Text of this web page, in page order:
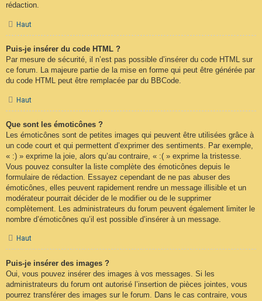
rédaction.
Haut
Puis-je insérer du code HTML ?
Par mesure de sécurité, il n’est pas possible d’insérer du code HTML sur
ce forum. La majeure partie de la mise en forme qui peut être générée par
du code HTML peut être remplacée par du BBCode.
Haut
Que sont les émoticônes ?
Les émoticônes sont de petites images qui peuvent être utilisées grâce à
un code court et qui permettent d’exprimer des sentiments. Par exemple,
« :) » exprime la joie, alors qu’au contraire, « :( » exprime la tristesse.
Vous pouvez consulter la liste complète des émoticônes depuis le
formulaire de rédaction. Essayez cependant de ne pas abuser des
émoticônes, elles peuvent rapidement rendre un message illisible et un
modérateur pourrait décider de le modifier ou de le supprimer
complètement. Les administrateurs du forum peuvent également limiter le
nombre d’émoticônes qu’il est possible d’insérer à un message.
Haut
Puis-je insérer des images ?
Oui, vous pouvez insérer des images à vos messages. Si les
administrateurs du forum ont autorisé l’insertion de pièces jointes, vous
pourrez transférer des images sur le forum. Dans le cas contraire, vous